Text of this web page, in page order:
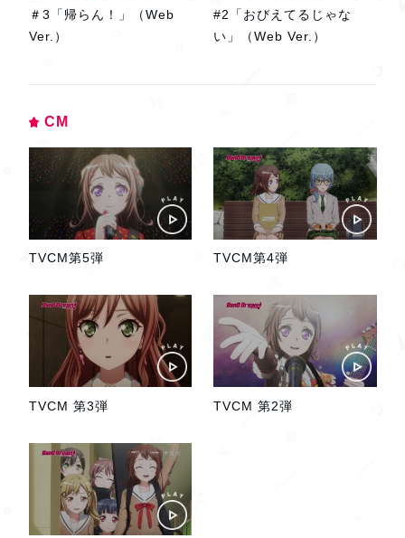
＃3「帰らん！」（Web
Ver.）
#2「おびえてるじゃな
い」（Web Ver.）
CM
TVCM第5弾 TVCM第4弾
TVCM 第3弾 TVCM 第2弾